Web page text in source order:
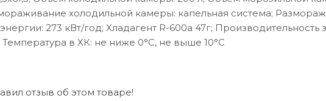
холодильной камеры: капельная система;
273 кВт/год; Хладагент R-600a 47г; Производительность
в ХК: не ниже 0°С, не выше 10°С
отзыв об этом товаре!